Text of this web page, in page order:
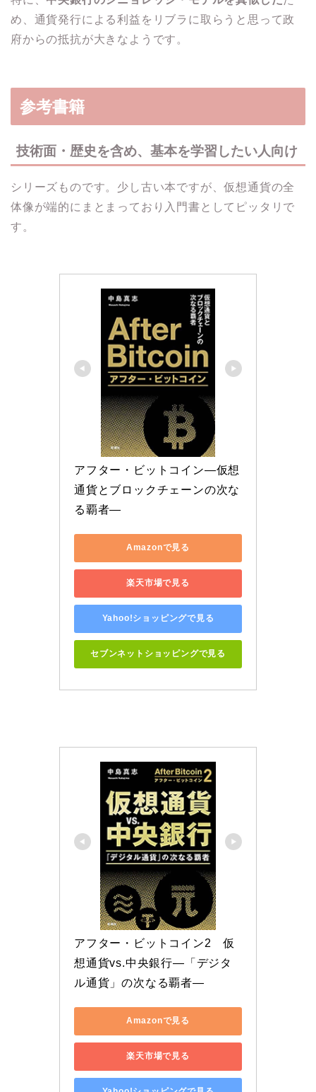
め、通貨発行による利益をリブラに取らうと思って政
府からの抵抗が大きなようです。
参考書籍
技術面・歴史を含め、基本を学習したい人向け
シリーズものです。少し古い本ですが、仮想通貨の全
体像が端的にまとまっており入門書としてピッタリで
す。
アフター・ビットコイン―仮想
通貨とブロックチェーンの次な
る覇者―
Amazonで見る
楽天市場で見る
Yahoo!ショッピングで見る
セブンネットショッピングで見る
アフター・ビットコイン2　仮
想通貨vs.中央銀行―「デジタ
ル通貨」の次なる覇者―
Amazonで見る
楽天市場で見る